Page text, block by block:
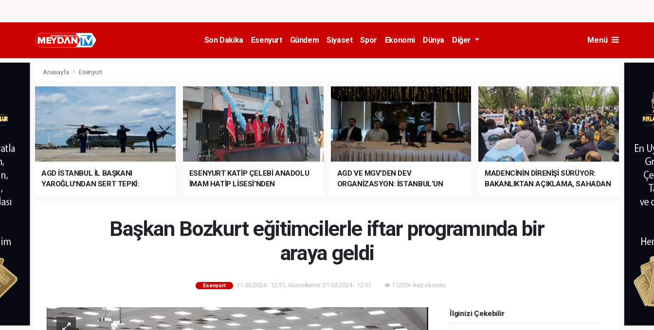
Son Dakika Esenyurt Gündem Siyaset Spor Ekonomi Dünya Diğer Menü
Anasayfa Esenyurt
AGD İSTANBUL İL BAŞKANI
YAROĞLU'NDAN SERT TEPKİ:
ESENYURT KATİP ÇELEBİ ANADOLU
İMAM HATİP LİSESİ’NDEN
AGD VE MGV’DEN DEV
ORGANİZASYON: İSTANBUL’UN
MADENCİNİN DİRENİŞİ SÜRÜYOR:
BAKANLIKTAN AÇIKLAMA, SAHADAN
Başkan Bozkurt eğitimcilerle iftar programında bir
araya geldi
Esenyurt 21.03.2024 - 12:51, Güncelleme: 21.03.2024 - 12:51 11205+ kez okundu.
İlginizi Çekebilir